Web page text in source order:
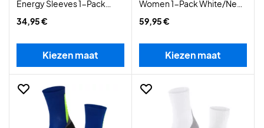
Energy Sleeves 1-Pack
Black
34,95 €
Kiezen maat
Women 1-Pack White/Neon
Red
59,95 €
Kiezen maat